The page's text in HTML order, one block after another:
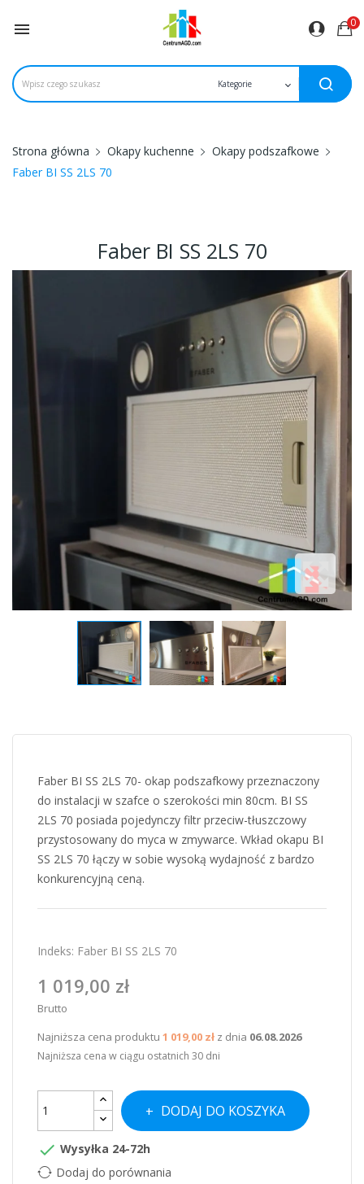
 0
Strona główna Okapy kuchenne
Okapy podszafkowe
Faber BI SS 2LS 70
Faber BI SS 2LS 70
Faber BI SS 2LS 70- okap podszafkowy przeznaczony
do instalacji w szafce o szerokości min 80cm. BI SS
2LS 70 posiada pojedynczy filtr przeciw-tłuszczowy
przystosowany do myca w zmywarce. Wkład okapu BI
SS 2LS 70 łączy w sobie wysoką wydajność z bardzo
konkurencyjną ceną.
Indeks: Faber BI SS 2LS 70
1 019,00 zł
Brutto
Najniższa cena produktu 1 019,00 zł z dnia 06.08.2026
Najniższa cena w ciągu ostatnich 30 dni
DODAJ DO KOSZYKA
 Wysyłka 24-72h
Dodaj do porównania